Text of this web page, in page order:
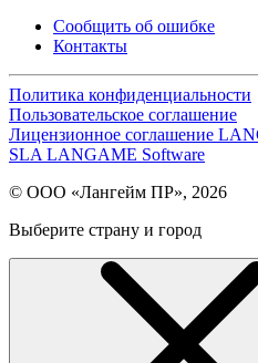
Сообщить об ошибке
Контакты
Политика конфиденциальности
Пользовательское соглашение
Лицензионное соглашение
SLA LANGAME Software
© ООО «Лангейм ПР», 2026
Выберите страну и город